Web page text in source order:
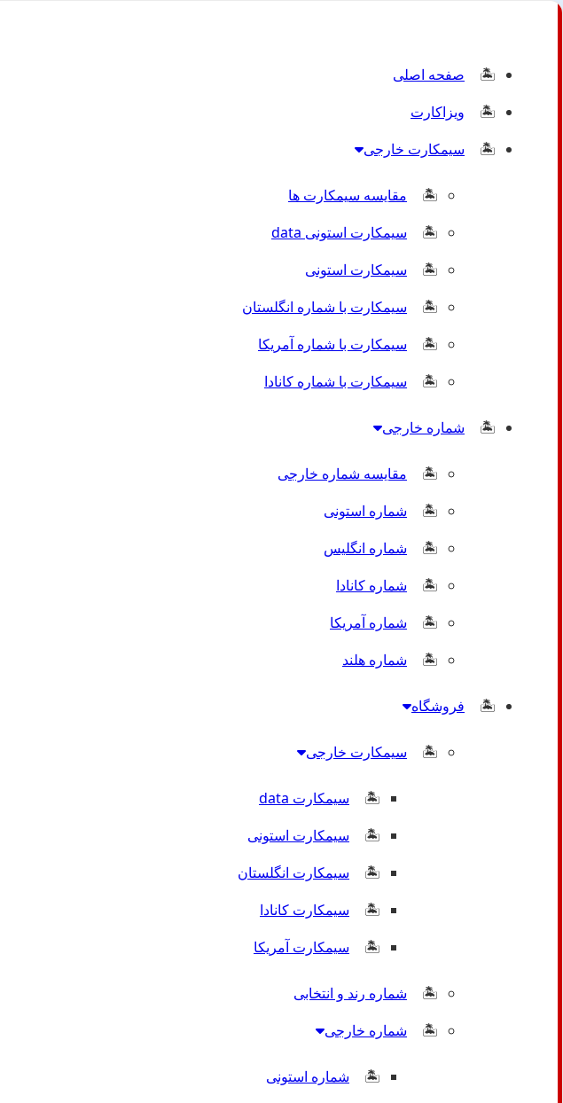
صفحه اصلی
ویزاکارت
سیمکارت خارجی
مقایسه سیمکارت ها
سیمکارت استونی data
سیمکارت استونی
سیمکارت با شماره انگلستان
سیمکارت با شماره آمریکا
سیمکارت با شماره کانادا
شماره خارجی
مقایسه شماره خارجی
شماره استونی
شماره انگلیس
شماره کانادا
شماره آمریکا
شماره هلند
فروشگاه
سیمکارت خارجی
سیمکارت data
سیمکارت استونی
سیمکارت انگلستان
سیمکارت کانادا
سیمکارت آمریکا
شماره رند و انتخابی
شماره خارجی
شماره استونی